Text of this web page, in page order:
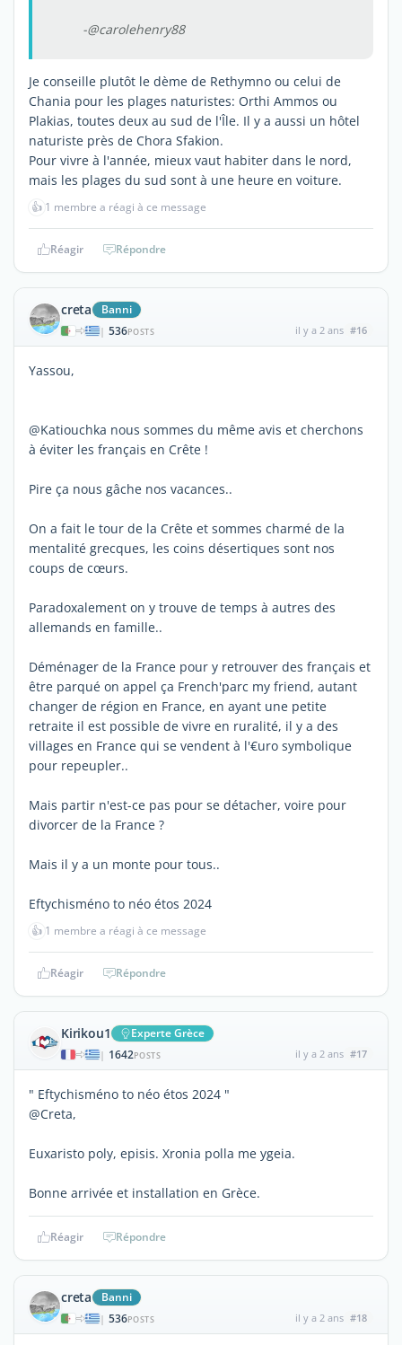
-@carolehenry88
Je conseille plutôt le dème de Rethymno ou celui de
Chania pour les plages naturistes: Orthi Ammos ou
Plakias, toutes deux au sud de l'Île. Il y a aussi un hôtel
naturiste près de Chora Sfakion.
Pour vivre à l'année, mieux vaut habiter dans le nord,
mais les plages du sud sont à une heure en voiture.
👍 1 membre a réagi à ce message
Réagir Répondre
creta Banni
| 536POSTS il y a 2 ans #16
Yassou,
@Katiouchka nous sommes du même avis et cherchons
à éviter les français en Crête !
Pire ça nous gâche nos vacances..
On a fait le tour de la Crête et sommes charmé de la
mentalité grecques, les coins désertiques sont nos
coups de cœurs.
Paradoxalement on y trouve de temps à autres des
allemands en famille..
Déménager de la France pour y retrouver des français et
être parqué on appel ça French'parc my friend, autant
changer de région en France, en ayant une petite
retraite il est possible de vivre en ruralité, il y a des
villages en France qui se vendent à l'€uro symbolique
pour repeupler..
Mais partir n'est-ce pas pour se détacher, voire pour
divorcer de la France ?
Mais il y a un monte pour tous..
Eftychisméno to néo étos 2024
👍 1 membre a réagi à ce message
Réagir Répondre
Kirikou1 Experte Grèce
| 1642POSTS il y a 2 ans #17
" Eftychisméno to néo étos 2024 "
@Creta,
Euxaristo poly, episis. Xronia polla me ygeia.
Bonne arrivée et installation en Grèce.
Réagir Répondre
creta Banni
| 536POSTS il y a 2 ans #18